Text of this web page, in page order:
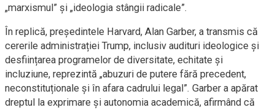
„marxismul” și „ideologia stângii radicale”.
În replică, președintele Harvard, Alan Garber, a transmis că
cererile administrației Trump, inclusiv audituri ideologice și
desființarea programelor de diversitate, echitate și
incluziune, reprezintă „abuzuri de putere fără precedent,
neconstituționale și în afara cadrului legal”. Garber a apărat
dreptul la exprimare și autonomia academică, afirmând că